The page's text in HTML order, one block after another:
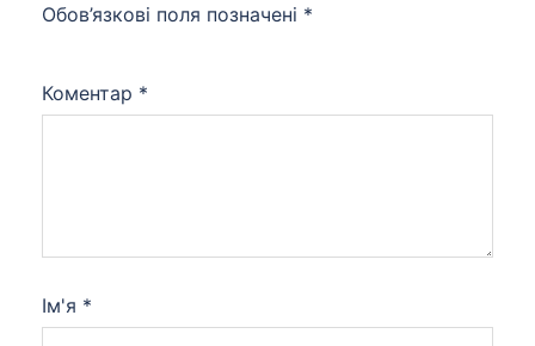
Обов’язкові поля позначені *
Коментар *
Ім'я *